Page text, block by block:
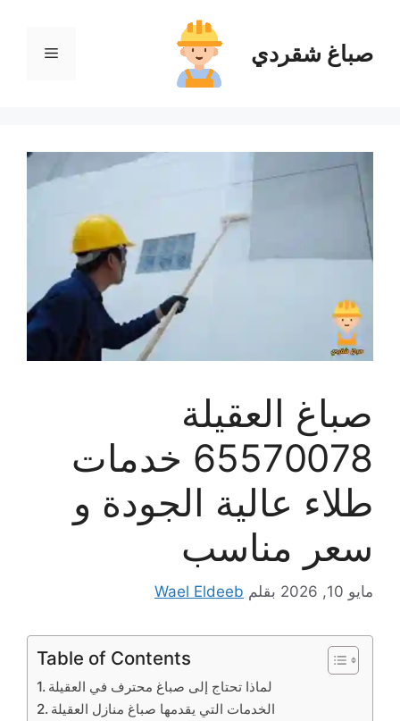
المحتوىصباغ شقردي القائمة
صباغ العقيلة
65570078 خدمات
طلاء عالية الجودة و
سعر مناسب
مايو 10, 2026 بقلم Wael Eldeeb
Table of Contents
لماذا تحتاج إلى صباغ محترف في العقيلة
الخدمات التي يقدمها صباغ منازل العقيلة